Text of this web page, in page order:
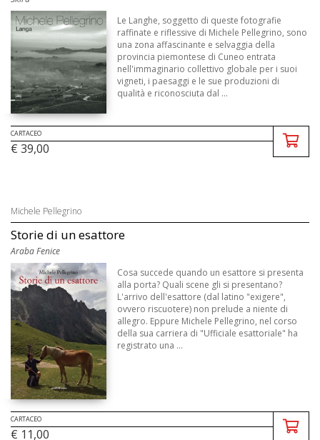
Le Langhe, soggetto di queste fotografie
raffinate e riflessive di Michele Pellegrino, sono
una zona affascinante e selvaggia della
provincia piemontese di Cuneo entrata
nell'immaginario collettivo globale per i suoi
vigneti, i paesaggi e le sue produzioni di
qualità e riconosciuta dal ...
CARTACEO
€ 39,00
Michele Pellegrino
Storie di un esattore
Araba Fenice
Cosa succede quando un esattore si presenta
alla porta? Quali scene gli si presentano?
L'arrivo dell'esattore (dal latino "exigere",
ovvero riscuotere) non prelude a niente di
allegro. Eppure Michele Pellegrino, nel corso
della sua carriera di "Ufficiale esattoriale" ha
registrato una ...
CARTACEO
€ 11,00